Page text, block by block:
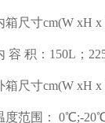
箱尺寸cm(W xH x
容 积：150L；
箱尺寸cm(W xH x
度范围： 0℃;-